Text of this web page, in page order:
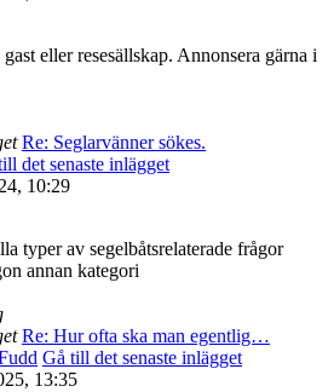
eller resesällskap. Annonsera gärna i
Re: Seglarvänner sökes.
det senaste inlägget
10:29
typer av segelbåtsrelaterade frågor
annan kategori
Re: Hur ofta ska man egentlig…
Gå till det senaste inlägget
13:35